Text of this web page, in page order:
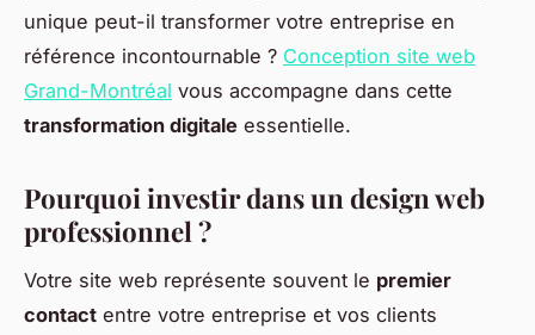
unique peut-il transformer votre entreprise en
référence incontournable ? Conception site web
Grand-Montréal vous accompagne dans cette
transformation digitale essentielle.
Pourquoi investir dans un design web
professionnel ?
Votre site web représente souvent le premier
contact entre votre entreprise et vos clients